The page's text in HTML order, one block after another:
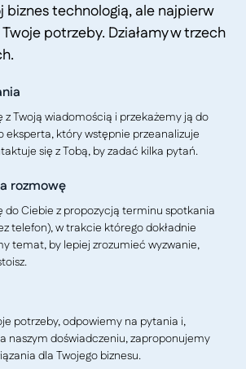
biznes technologią, ale najpierw
potrzeby. Działamy w trzech
z Twoją wiadomością i przekażemy ją do
eksperta, który wstępnie przeanalizuje
się z Tobą, by zadać kilka pytań.
rozmowę
do Ciebie z propozycją terminu spotkania
telefon), w trakcie którego dokładnie
temat, by lepiej zrozumieć wyzwanie,
potrzeby, odpowiemy na pytania i,
naszym doświadczeniu, zaproponujemy
dla Twojego biznesu.